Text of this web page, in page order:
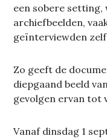
een sobere
archiefbeelden,
geïnterviewden zelf
Zo geeft de
diepgaand beeld
gevolgen ervan tot
Vanaf dinsdag 1